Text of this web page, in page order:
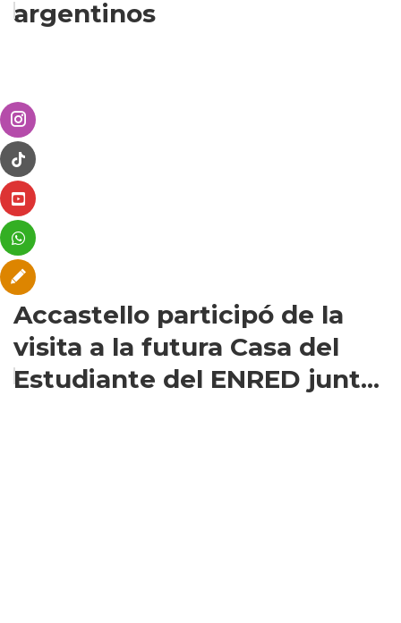
argentinos
Accastello participó de la
visita a la futura Casa del
Estudiante del ENRED junt...